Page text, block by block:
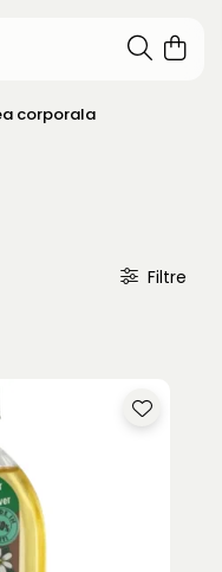
corporala
Filtre